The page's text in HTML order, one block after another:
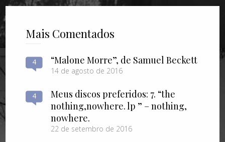
Mais Comentados
4 “Malone Morre”, de Samuel Beckett
14 de agosto de 2016
4
Meus discos preferidos: 7. “the
nothing​,​nowhere. lp ” – nothing​,​
nowhere.
22 de setembro de 2016